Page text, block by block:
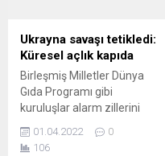
Moskova ile Kiev arasında
arabuluculuk konusunda
özel rolü var. Bunu yapan
birkaç Batı...
Ukrayna savaşı tetikledi:
Küresel açlık kapıda
Birleşmiş Milletler Dünya
Gıda Programı gibi
kuruluşlar alarm zillerini
sadece çatışma
01.04.2022
0
106